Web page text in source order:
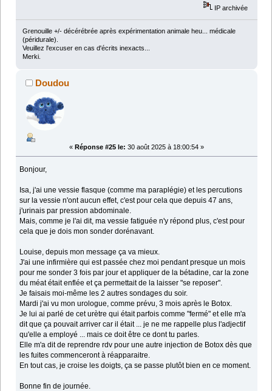
IP archivée
Grenouille +/- décérébrée après expérimentation animale heu... médicale
(péridurale).
Veuillez l'excuser en cas d'écrits inexacts...
Merki.
Doudou
« Réponse #25 le: 30 août 2025 à 18:00:54 »
Bonjour,
Isa, j'ai une vessie flasque (comme ma paraplégie) et les percutions
sur la vessie n'ont aucun effet, c'est pour cela que depuis 47 ans,
j'urinais par pression abdominale.
Mais, comme je l'ai dit, ma vessie fatiguée n'y répond plus, c'est pour
cela que je dois mon sonder dorénavant.
Louise, depuis mon message ça va mieux.
J'ai une infirmière qui est passée chez moi pendant presque un mois
pour me sonder 3 fois par jour et appliquer de la bétadine, car la zone
du méat était enflée et ça permettait de la laisser "se reposer".
Je faisais moi-même les 2 autres sondages du soir.
Mardi j'ai vu mon urologue, comme prévu, 3 mois après le Botox.
Je lui ai parlé de cet urètre qui était parfois comme "fermé" et elle m'a
dit que ça pouvait arriver car il était ... je ne me rappelle plus l'adjectif
qu'elle a employé ... mais ce doit être ce dont tu parles.
Elle m'a dit de reprendre rdv pour une autre injection de Botox dès que
les fuites commenceront à réapparaitre.
En tout cas, je croise les doigts, ça se passe plutôt bien en ce moment.
Bonne fin de journée.